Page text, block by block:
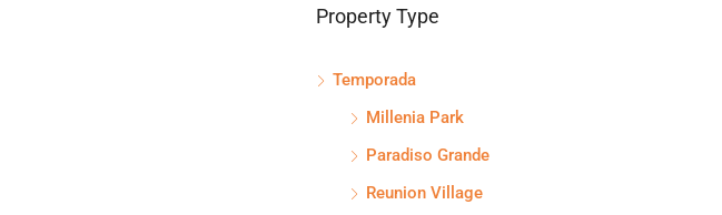
Property Type
Temporada
Millenia Park
Paradiso Grande
Reunion Village